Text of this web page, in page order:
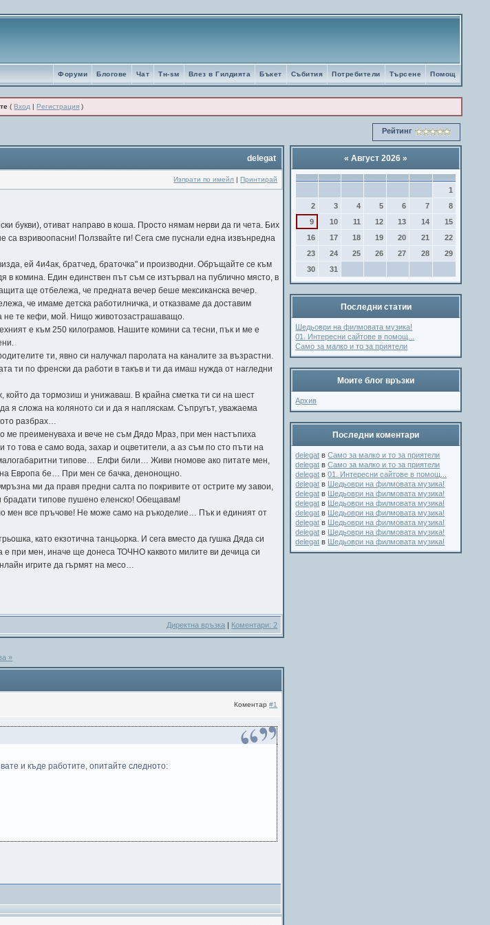
Помощ
Търсене
Потребители
Събития
Бъкет
Влез в Гилдията
Tн-sм
Чат
Блогове
Форуми
(Вход |Регистрация )
Рейтинг
delegat
Изпрати по имейл |Принтирай
букви), отиват направо в коша. Просто нямам нерви да ги чета. Бих
взривоопасни! Ползвайте ги! Сега сме пуснали една извънредна
ей 4и4ак, братчед, браточка" и производни. Обръщайте се към
комина. Един единствен път съм се изтървал на публично място, в
ще отбележа, че предната вечер беше мексиканска вечер.
че имаме детска работилничка, и отказваме да доставим
не те кефи, мой. Нищо животозастрашаващо.
е към 250 килограмов. Нашите комини са тесни, пък и ме е
ти, явно си налучкал паролата на каналите за възрастни.
ти по френски да работи в такъв и ти да имаш нужда от нагледни
да тормозиш и унижаваш. В крайна сметка ти си на шест
я сложа на коляното си и да я напляскам. Съпругът, уважаема
разбрах…
ме преименуваха и вече не съм Дядо Мраз, при мен настъпиха
това е само вода, захар и оцветители, а аз съм по сто пъти на
типове… Елфи били… Живи гномове ако питате мен,
Европа бе… При мен се бачка, денонощно.
ми да правя предни салта по покривите от острите му завои,
брадати типове пушено еленско! Обещавам!
все пръчове! Не може само на ръкоделие… Пък и единият от
като екзотична танцьорка. И сега вместо да гушка Дяда си
е при мен, иначе ще донеса ТОЧНО каквото милите ви дечица си
игрите да гърмят на месо…
Директна връзка Коментари: 2
»
Коментар#1
и къде работите, опитайте следното:
« Август 2026 »
1
2
3 4 5 6 7
8
9
10 11 12 13 14
15
16
17 18 19 20 21
22
23
24 25 26 27 28
29
30
31
Последни статии
Шедьоври на филмовата музика!
01. Интересни сайтове в помощ...
Само за малко и то за приятели
Моите блог връзки
Архив
Последни коментари
delegat вСамо за малко и то за приятели
delegat вСамо за малко и то за приятели
delegat в01. Интересни сайтове в помощ...
delegat в Шедьоври на филмовата музика!
delegat в Шедьоври на филмовата музика!
delegat в Шедьоври на филмовата музика!
delegat в Шедьоври на филмовата музика!
delegat в Шедьоври на филмовата музика!
delegat в Шедьоври на филмовата музика!
delegat в Шедьоври на филмовата музика!